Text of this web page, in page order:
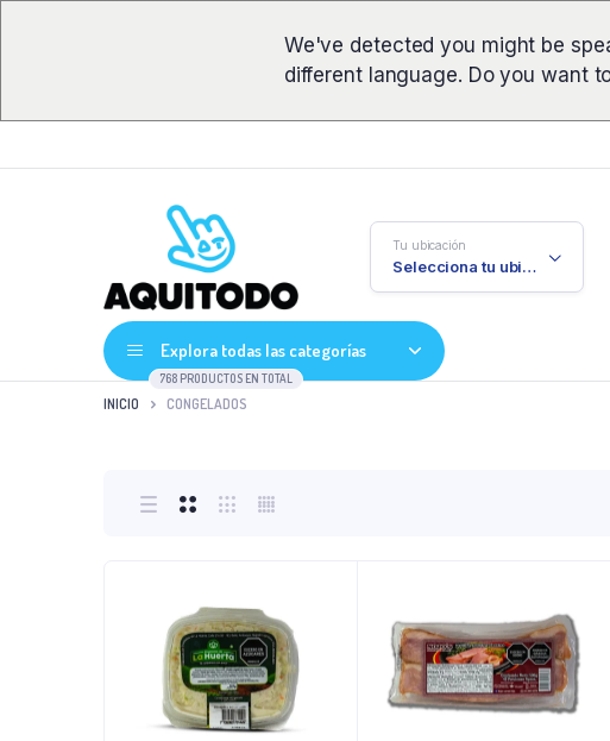
We've detected you might be
different language. Do you want
Tu ubicación
Selecciona tu ubicación
Explora todas las categorías
768 PRODUCTOS EN TOTAL
INICIO CONGELADOS